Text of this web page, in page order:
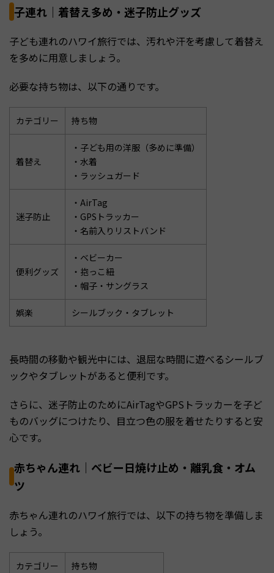
子連れ｜着替え多め・迷子防止グッズ
子ども連れのハワイ旅行では、汚れや汗を考慮して着替え
を多めに用意しましょう。
必要な持ち物は、以下の通りです。
カテゴリー 持ち物
着替え
・子ども用の洋服（多めに準備）
・水着
・ラッシュガード
迷子防止
・AirTag
・GPSトラッカー
・名前入りリストバンド
便利グッズ
・ベビーカー
・抱っこ紐
・帽子・サングラス
娯楽 シールブック・タブレット
長時間の移動や観光中には、退屈な時間に遊べるシールブ
ックやタブレットがあると便利です。
さらに、迷子防止のためにAirTagやGPSトラッカーを子ど
ものバッグにつけたり、目立つ色の服を着せたりすると安
心です。
赤ちゃん連れ｜ベビー日焼け止め・離乳食・オム
ツ
赤ちゃん連れのハワイ旅行では、以下の持ち物を準備しま
しょう。
カテゴリー 持ち物